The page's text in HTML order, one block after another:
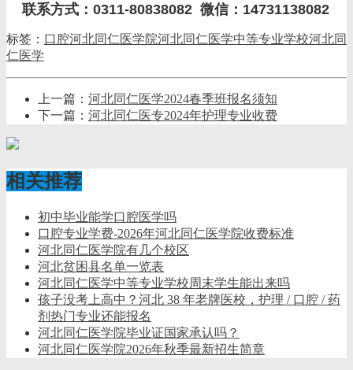
联系方式：0311-80838082 微信：14731138082
标签： 口腔河北同仁医学院河北同仁医学中等专业学校河北同
仁医学
上一篇： 河北同仁医学2024春季班报名须知
下一篇： 河北同仁医专2024年护理专业收费
相关推荐
初中毕业能学口腔医学吗
口腔专业学费-2026年河北同仁医学院收费标准
河北同仁医学院有几个校区
河北贫困县名单一览表
河北同仁医学中等专业学校周末学生能出来吗
孩子没考上高中？河北 38 年老牌医校，护理 / 口腔 / 药
剂热门专业还能报名
河北同仁医学院毕业证国家承认吗？
河北同仁医学院2026年秋季最新招生简章